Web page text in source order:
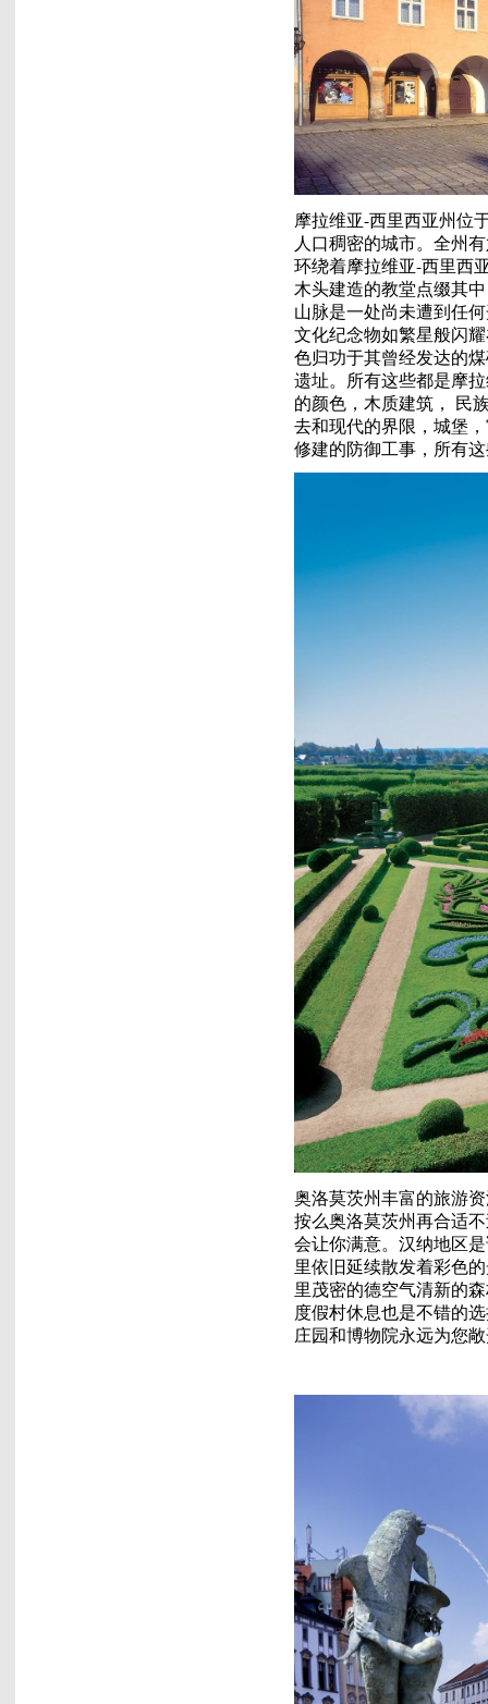
摩拉维亚-西里西亚州位
人口稠密的城市。全州
环绕着摩拉维亚-西里西
木头建造的教堂点缀其
山脉是一处尚未遭到任
文化纪念物如繁星般闪
色归功于其曾经发达的
遗址。所有这些都是摩
的颜色，木质建筑， 民
去和现代的界限，城堡
修建的防御工事，所有
奥洛莫茨州丰富的旅游
按么奥洛莫茨州再合适
会让你满意。汉纳地区
里依旧延续散发着彩色
里茂密的德空气清新的
度假村休息也是不错的
庄园和博物院永远为您